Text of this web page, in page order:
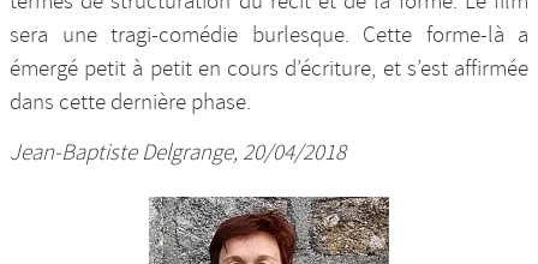
sera une tragi-comédie burlesque. Cette forme-là a
émergé petit à petit en cours d’écriture, et s’est affirmée
dans cette dernière phase.
Jean-Baptiste Delgrange, 20/04/2018